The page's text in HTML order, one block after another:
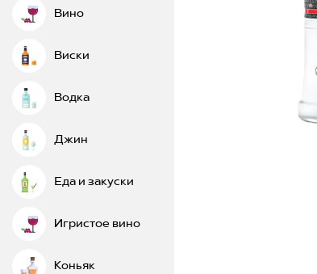
Вино
Виски
Водка
Джин
Еда и закуски
Игристое вино
Коньяк